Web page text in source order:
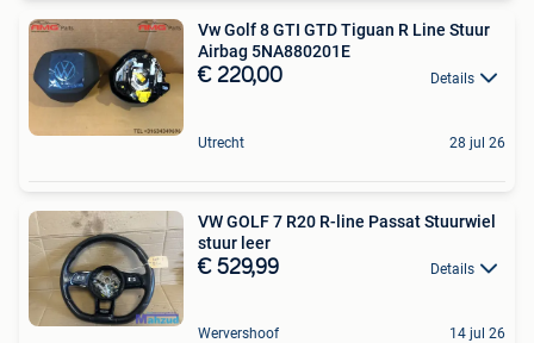
Vw Golf 8 GTI GTD Tiguan R Line Stuur
Airbag 5NA880201E
€ 220,00 Details
Utrecht 28 jul 26
VW GOLF 7 R20 R-line Passat Stuurwiel
stuur leer
€ 529,99 Details
Wervershoof 14 jul 26